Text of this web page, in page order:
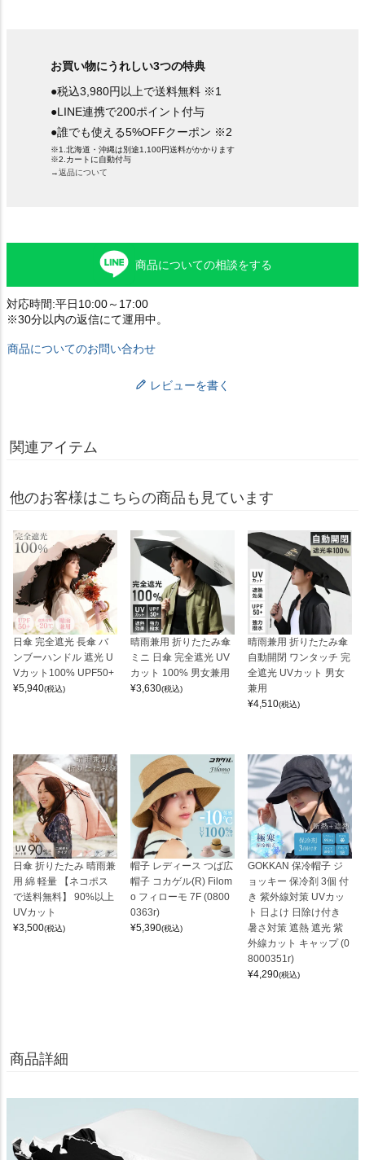
お買い物にうれしい3つの特典
●税込3,980円以上で送料無料 ※1
●LINE連携で200ポイント付与
●誰でも使える5%OFFクーポン ※2
※1.北海道・沖縄は別途1,100円送料がかかります
※2.カートに自動付与
→返品について
商品についての相談をする
対応時間:平日10:00～17:00
※30分以内の返信にて運用中。
商品についてのお問い合わせ
レビューを書く
関連アイテム
他のお客様はこちらの商品も見ています
日傘 完全遮光 長傘 バ
ンブーハンドル 遮光 U
Vカット100% UPF50+
¥5,940(税込)
晴雨兼用 折りたたみ傘
ミニ 日傘 完全遮光 UV
カット 100% 男女兼用
¥3,630(税込)
晴雨兼用 折りたたみ傘
自動開閉 ワンタッチ 完
全遮光 UVカット 男女
兼用
¥4,510(税込)
日傘 折りたたみ 晴雨兼
用 綿 軽量 【ネコポス
で送料無料】 90%以上
UVカット
¥3,500(税込)
帽子 レディース つば広
帽子 コカゲル(R) Filom
o フィローモ 7F (0800
0363r)
¥5,390(税込)
GOKKAN 保冷帽子 ジ
ョッキー 保冷剤 3個 付
き 紫外線対策 UVカッ
ト 日よけ 日除け付き
暑さ対策 遮熱 遮光 紫
外線カット キャップ (0
8000351r)
¥4,290(税込)
商品詳細